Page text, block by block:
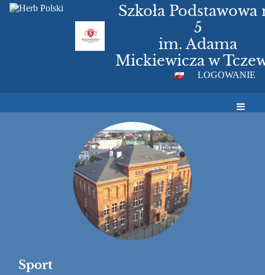
Szkoła Podstawowa
5
im. Adama
Mickiewicza w
LOGOWANIE
Sport